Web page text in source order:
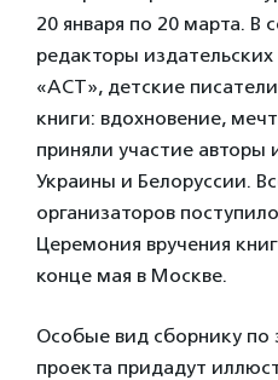
20 января по 20 марта. В
редакторы
«АСТ», детские
книги: вдохновение,
приняли участие авторы
Украины и Белоруссии.
организаторов
Церемония вручения
конце мая в Москве.
Особые вид сборнику по
проекта придадут